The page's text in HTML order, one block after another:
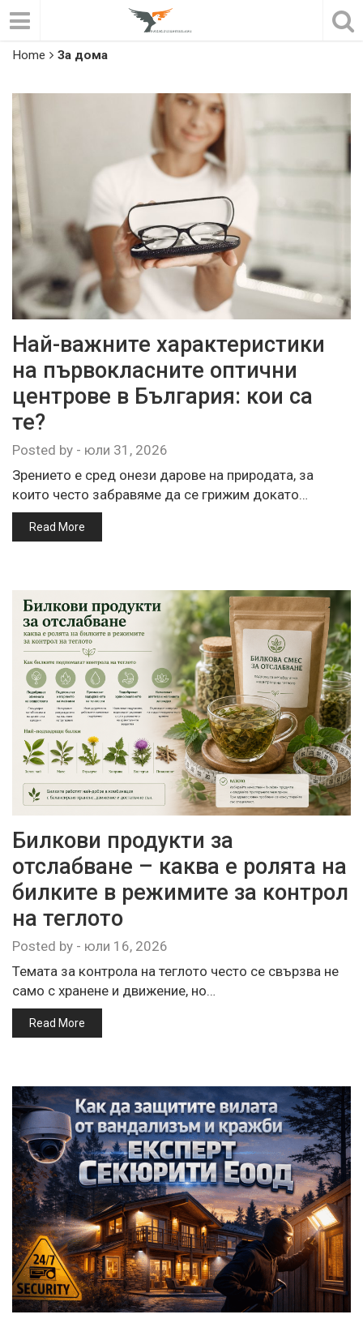
Home За дома
Най-важните характеристики
на първокласните оптични
центрове в България: кои са
те?
Posted by - юли 31, 2026
Зрението е сред онези дарове на природата, за
които често забравяме да се грижим докато…
Read More
Билкови продукти за
отслабване – каква е ролята на
билките в режимите за контрол
на теглото
Posted by - юли 16, 2026
Темата за контрола на теглото често се свързва не
само с хранене и движение, но…
Read More